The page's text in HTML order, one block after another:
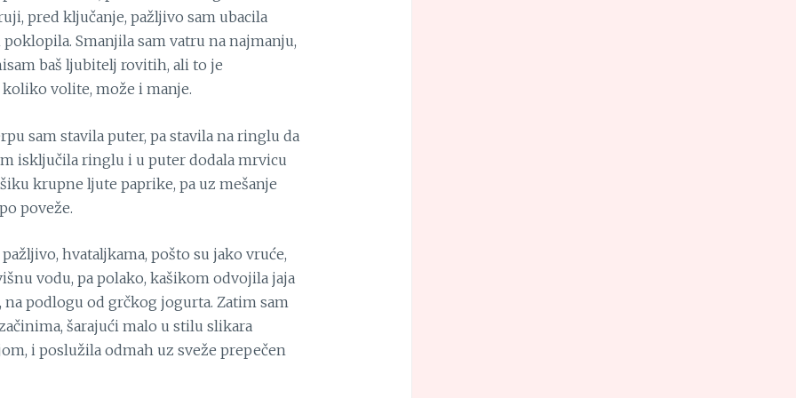
pred ključanje, pažljivo sam ubacila
Smanjila sam vatru na najmanju,
baš ljubitelj rovitih, ali to je
volite, može i manje.
sam stavila puter, pa stavila na ringlu da
isključila ringlu i u puter dodala mrvicu
krupne ljute paprike, pa uz mešanje
poveže.
hvataljkama, pošto su jako vruće,
vodu, pa polako, kašikom odvojila jaja
podlogu od grčkog jogurta. Zatim sam
šarajući malo u stilu slikara
i poslužila odmah uz sveže prepečen